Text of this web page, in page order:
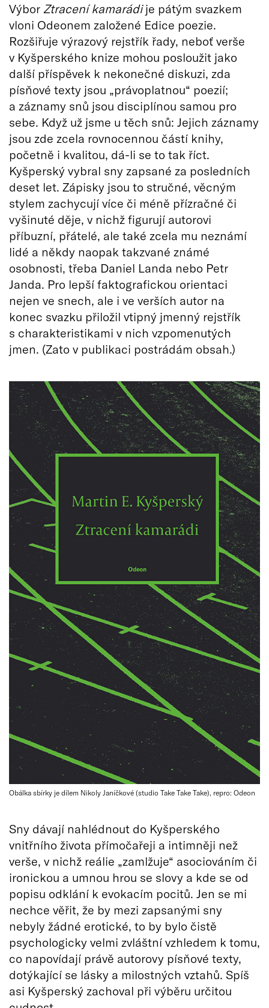
Výbor Ztracení kamarádije pátým svazkem
vloni Odeonem založené Edice poezie.
Rozšiřuje výrazový rejstřík řady, neboť verše
v Kyšperského knize mohou posloužit jako
další příspěvek k nekonečné diskuzi, zda
písňové texty jsou „právoplatnou“ poezií;
a záznamy snů jsou disciplínou samou pro
sebe. Když už jsme u těch snů: Jejich záznamy
jsou zde zcela rovnocennou částí knihy,
početně i kvalitou, dá-li se to tak říct.
Kyšperský vybral sny zapsané za posledních
deset let. Zápisky jsou to stručné, věcným
stylem zachycují více či méně přízračné či
vyšinuté děje, v nichž figurují autorovi
příbuzní, přátelé, ale také zcela mu neznámí
lidé a někdy naopak takzvané známé
osobnosti, třeba Daniel Landa nebo Petr
Janda. Pro lepší faktografickou orientaci
nejen ve snech, ale i ve verších autor na
konec svazku přiložil vtipný jmenný rejstřík
s charakteristikami v nich vzpomenutých
jmen. (Zato v publikaci postrádám obsah.)
Obálka sbírky je dílem Nikoly Janíčkové (studio Take Take Take), repro: Odeon
Sny dávají nahlédnout do Kyšperského
vnitřního života přímočařeji a intimněji než
verše, v nichž reálie „zamlžuje“ asociováním či
ironickou a umnou hrou se slovy a kde se od
popisu odklání k evokacím pocitů. Jen se mi
nechce věřit, že by mezi zapsanými sny
nebyly žádné erotické, to by bylo čistě
psychologicky velmi zvláštní vzhledem k tomu,
co napovídají právě autorovy písňové texty,
dotýkající se lásky a milostných vztahů. Spíš
asi Kyšperský zachoval při výběru určitou